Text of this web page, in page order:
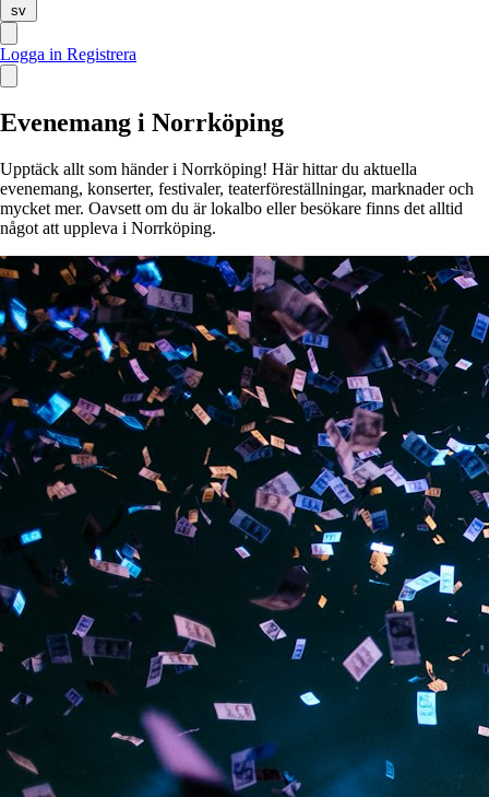
sv
Logga in Registrera
Evenemang i Norrköping
Upptäck allt som händer i Norrköping! Här hittar du aktuella
evenemang, konserter, festivaler, teaterföreställningar, marknader och
mycket mer. Oavsett om du är lokalbo eller besökare finns det alltid
något att uppleva i Norrköping.